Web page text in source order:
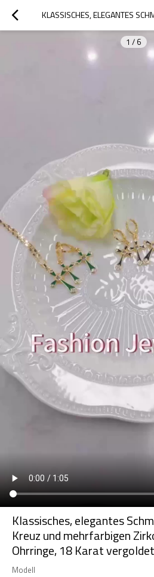
1 / 6
Klassisches, elegantes
Kreuz und mehrfarbigen
Ohrringe, 18 Karat
Modell